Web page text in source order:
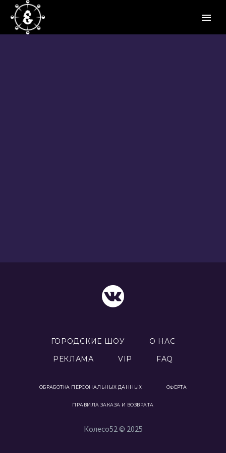
ГОРОДСКИЕ ШОУ
О НАС
РЕКЛАМА
VIP FAQ
ОБРАБОТКА ПЕРСОНАЛЬНЫХ ДАННЫХ ОФЕРТА
ПРАВИЛА ЗАКАЗА И ВОЗВРАТА
Колесо52 © 2025